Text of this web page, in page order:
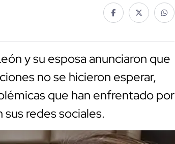
y su esposa anunciaron que
no se hicieron esperar,
que han enfrentado por
sus redes sociales.